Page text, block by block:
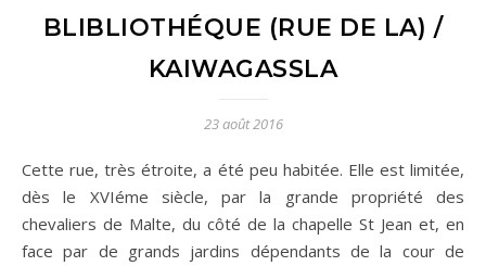
BLIBLIOTHÉQUE (RUE DE LA) /
KAIWAGASSLA
23 août 2016
Cette rue, très étroite, a été peu habitée. Elle est limitée,
dès le XVIéme siècle, par la grande propriété des
chevaliers de Malte, du côté de la chapelle St Jean et, en
face par de grands jardins dépendants de la cour de